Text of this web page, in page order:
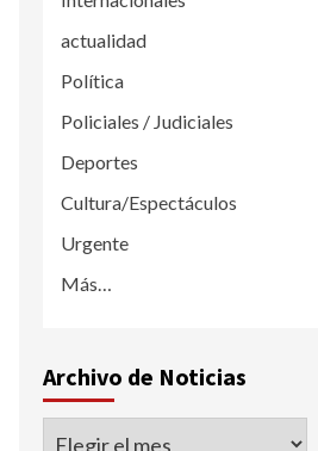
actualidad
Política
Policiales / Judiciales
Deportes
Cultura/Espectáculos
Urgente
Más…
Archivo de Noticias
Archivo